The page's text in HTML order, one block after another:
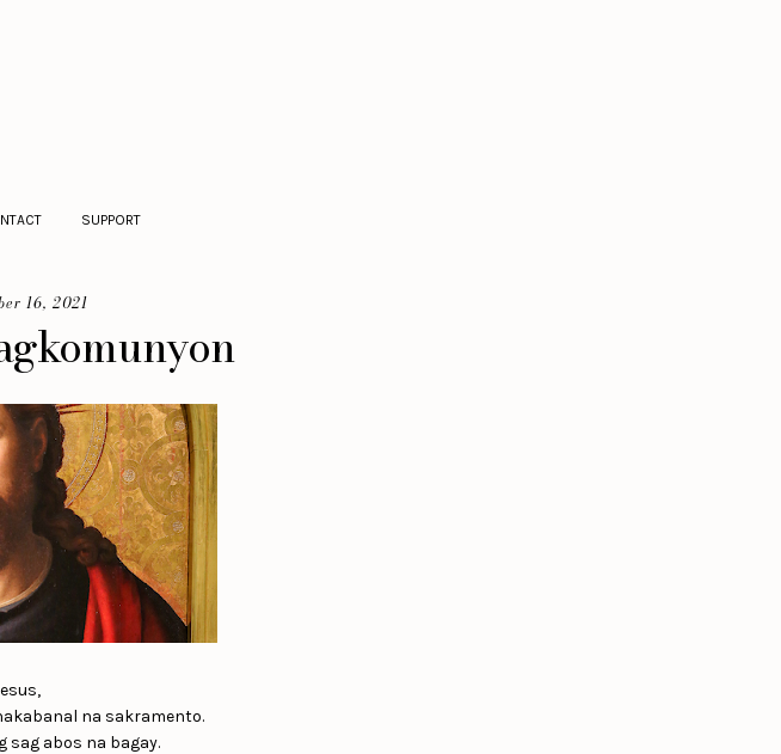
SUPPORT
16, 2021
na sakramento.
sag abos na bagay.